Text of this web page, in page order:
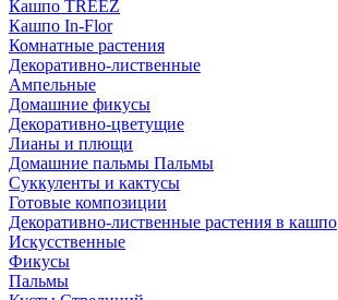
Кашпо TREEZ
Кашпо In-Flor
Комнатные растения
Декоративно-лиственные
Ампельные
Домашние фикусы
Декоративно-цветущие
Лианы и плющи
Домашние пальмы Пальмы
Суккуленты и кактусы
Готовые композиции
Декоративно-лиственные растения в кашпо
Искусственные
Фикусы
Пальмы